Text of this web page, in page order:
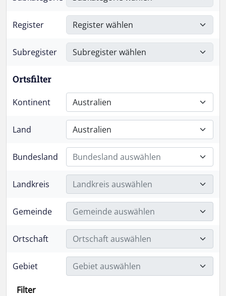
Register
Subregister
Ortsfilter
Kontinent Australien
Land Australien
Bundesland Bundesland auswählen
Landkreis Landkreis auswählen
Gemeinde Gemeinde auswählen
Ortschaft Ortschaft auswählen
Gebiet Gebiet auswählen
Filter